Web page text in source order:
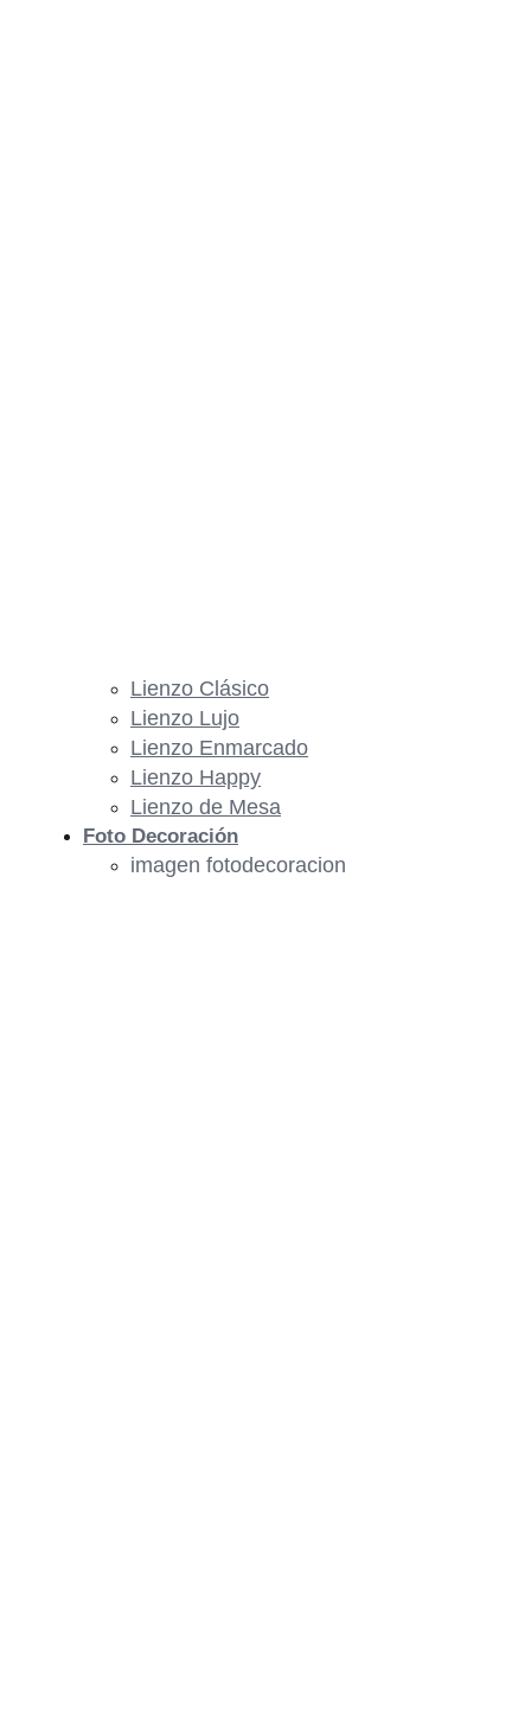
Lienzo Clásico
Lienzo Lujo
Lienzo Enmarcado
Lienzo Happy
Lienzo de Mesa
Foto Decoración
imagen fotodecoracion